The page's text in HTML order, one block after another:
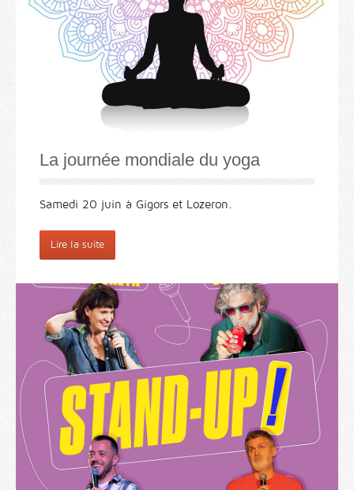
La journée mondiale du yoga
Samedi 20 juin à Gigors et Lozeron.
Lire la suite